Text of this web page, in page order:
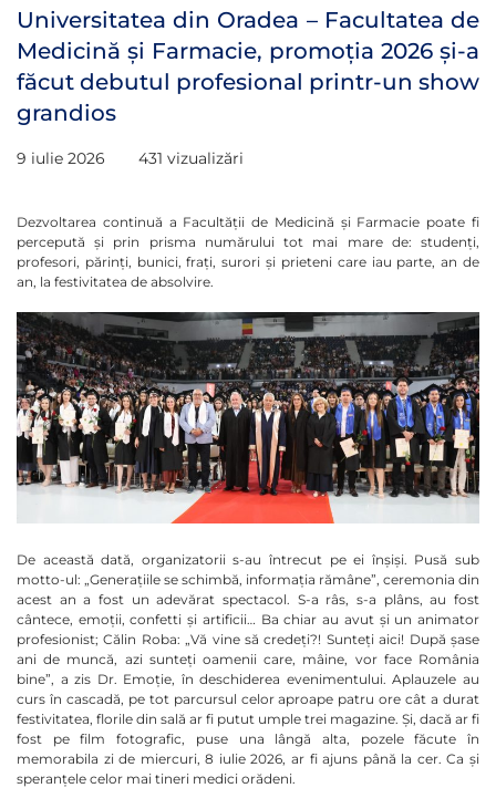
Universitatea din Oradea – Facultatea de
Medicină și Farmacie, promoția 2026 și-a
făcut debutul profesional printr-un show
grandios
9 iulie 2026 431 vizualizări
Dezvoltarea continuă a Facultății de Medicină și Farmacie poate fi
percepută și prin prisma numărului tot mai mare de: studenți,
profesori, părinți, bunici, frați, surori și prieteni care iau parte, an de
an, la festivitatea de absolvire.
De această dată, organizatorii s-au întrecut pe ei înșiși. Pusă sub
motto-ul: „Generațiile se schimbă, informația rămâne”, ceremonia din
acest an a fost un adevărat spectacol. S-a râs, s-a plâns, au fost
cântece, emoții, confetti și artificii… Ba chiar au avut și un animator
profesionist; Călin Roba: „Vă vine să credeți?! Sunteți aici! După șase
ani de muncă, azi sunteți oamenii care, mâine, vor face România
bine”, a zis Dr. Emoție, în deschiderea evenimentului. Aplauzele au
curs în cascadă, pe tot parcursul celor aproape patru ore cât a durat
festivitatea, florile din sală ar fi putut umple trei magazine. Și, dacă ar fi
fost pe film fotografic, puse una lângă alta, pozele făcute în
memorabila zi de miercuri, 8 iulie 2026, ar fi ajuns până la cer. Ca și
speranțele celor mai tineri medici orădeni.